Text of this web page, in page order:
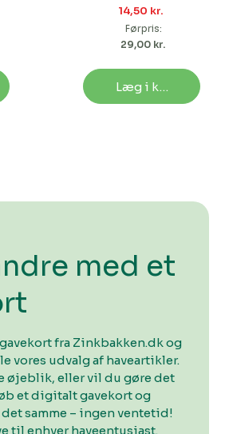
14,50 kr.
Førpris:
29,00 kr.
Læg i kurv
med et
fra Zinkbakken.dk og
vores udvalg af haveartikler.
øjeblik, eller vil du gøre det
et digitalt gavekort og
samme – ingen ventetid!
til enhver haveentusiast.